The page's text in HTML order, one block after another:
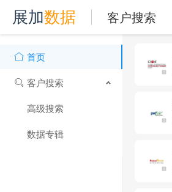
展加数据 客户搜索
首页
客户搜索
高级搜索
数据专辑